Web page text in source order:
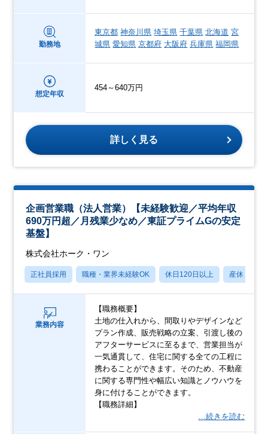
勤務地
東京都 神奈川県 埼玉県 千葉県 北海道 宮
城県 愛知県 京都府 大阪府 兵庫県 福岡県
想定年収
454～640万円
詳しく見る
企画営業職（法人営業）【未経験歓迎／平均年収
690万円超／月残業少なめ／東証プライムGの安定
基盤】
株式会社ホーク・ワン
正社員採用 職種・業界未経験OK 休日120日以上 産休・育休
業務内容
【職務概要】
土地の仕入れから、間取りやデザインなど
プラン作成、販売戦略の立案、引渡し後の
アフターサービスに至るまで、営業担当が
一気通貫して、住宅に関する全ての工程に
携わることができます。そのため、不動産
に関する専門性や幅広い知識とノウハウを
身に付けることができます。
【職務詳細】
…続きを読む